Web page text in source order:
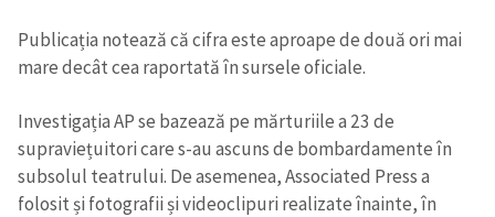
Publicația notează că cifra este aproape de două ori mai
mare decât cea raportată în sursele oficiale.
Investigația AP se bazează pe mărturiile a 23 de
supraviețuitori care s-au ascuns de bombardamente în
subsolul teatrului. De asemenea, Associated Press a
folosit și fotografii și videoclipuri realizate înainte, în